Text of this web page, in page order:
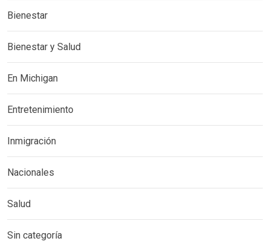
Bienestar
Bienestar y Salud
En Michigan
Entretenimiento
Inmigración
Nacionales
Salud
Sin categoría